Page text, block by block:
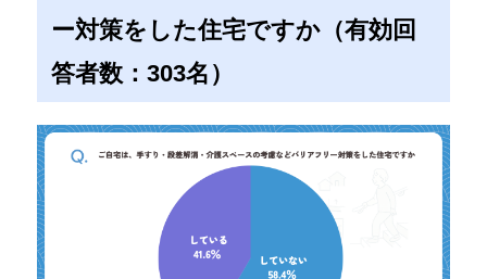
ー対策をした住宅ですか（有効回
答者数：303名）